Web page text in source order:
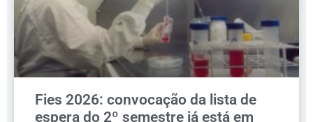
Fies 2026: convocação da lista de
espera do 2º semestre já está em